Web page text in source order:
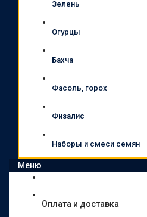
Зелень
Огурцы
Бахча
Фасоль, горох
Физалис
Наборы и смеси семян
Меню
Оплата и доставка